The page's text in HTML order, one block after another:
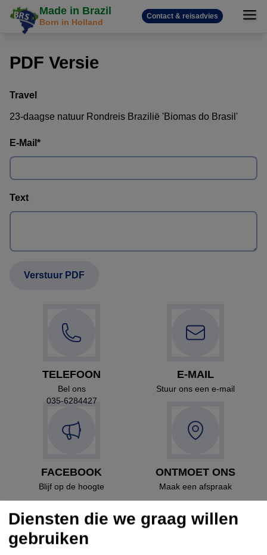
Made in Brazil
Born in Holland
Contact & reisadvies
PDF Versie
Travel
23-daagse natuur Rondreis Brazilië 'Biomas do Brasil'
E-Mail *
Text
TELEFOON
Bel ons
035-6284427
E-MAIL
Stuur ons een e-mail
FACEBOOK
Blijf op de hoogte
ONTMOET ONS
Maak een afspraak
Thematisch Brazilië
Diensten die we graag willen
gebruiken